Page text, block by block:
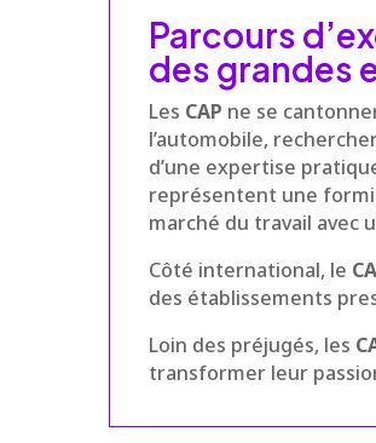
Parcours
des grandes
Les CAP ne se
l’automobile,
d’une expertise
représentent une
marché du travail avec
Côté international, le
des établissements
Loin des préjugés, les
transformer leur